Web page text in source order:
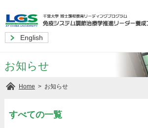
English
お知らせ
Home > お知らせ
すべての一覧